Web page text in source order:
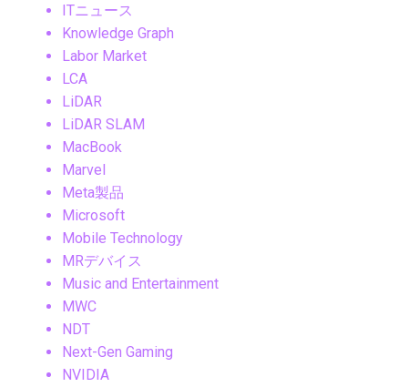
ITニュース
Knowledge Graph
Labor Market
LCA
LiDAR
LiDAR SLAM
MacBook
Marvel
Meta製品
Microsoft
Mobile Technology
MRデバイス
Music and Entertainment
MWC
NDT
Next-Gen Gaming
NVIDIA